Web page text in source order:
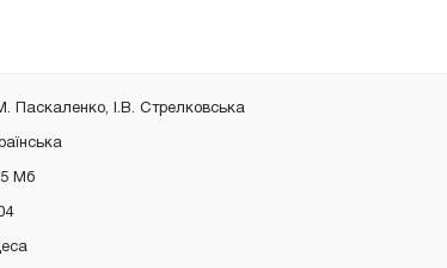
Паскаленко, І.В. Стрелковська
Мб